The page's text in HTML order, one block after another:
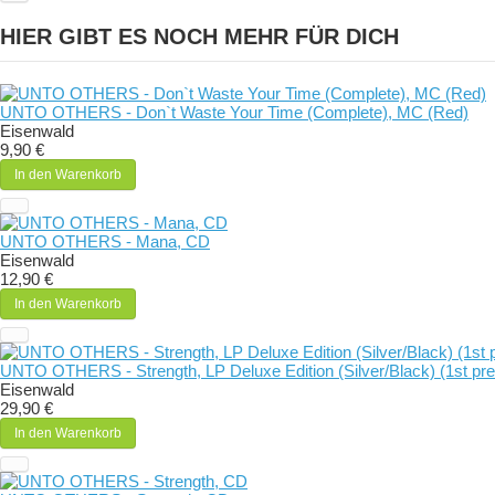
HIER GIBT ES NOCH MEHR FÜR DICH
UNTO OTHERS - Don`t Waste Your Time (Complete), MC (Red)
Eisenwald
9,90 €
In den Warenkorb
UNTO OTHERS - Mana, CD
Eisenwald
12,90 €
In den Warenkorb
UNTO OTHERS - Strength, LP Deluxe Edition (Silver/Black) (1st
Eisenwald
29,90 €
In den Warenkorb